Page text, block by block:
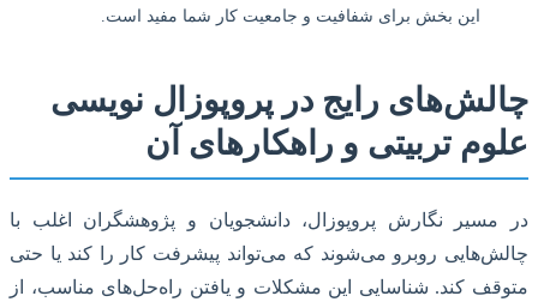
این بخش برای شفافیت و جامعیت کار شما مفید است.
رایج در پروپوزال نویسی
تربیتی و راهکارهای آن
نگارش پروپوزال، دانشجویان و پژوهشگران اغلب با
روبرو می‌شوند که می‌تواند پیشرفت کار را کند یا حتی
کند. شناسایی این مشکلات و یافتن راه‌حل‌های مناسب، از